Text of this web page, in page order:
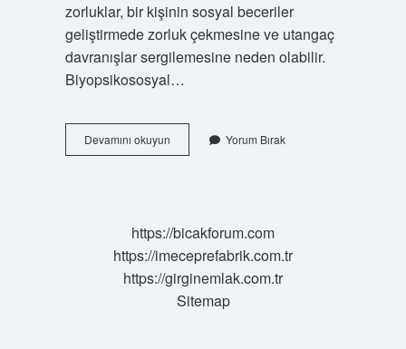
zorluklar, bir kişinin sosyal beceriler
geliştirmede zorluk çekmesine ve utangaç
davranışlar sergilemesine neden olabilir.
Biyopsikososyal…
Devamını okuyunÇekince
Anlamı
Yorum Bırak
https://bicakforum.com
https://imeceprefabrik.com.tr
https://girginemlak.com.tr
Sitemap